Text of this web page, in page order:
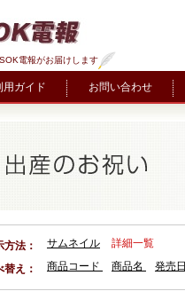
電報がお届けします
用ガイド お問い合わせ
方法： サムネイル 詳細一覧
替え： 商品コード 商品名 発売日